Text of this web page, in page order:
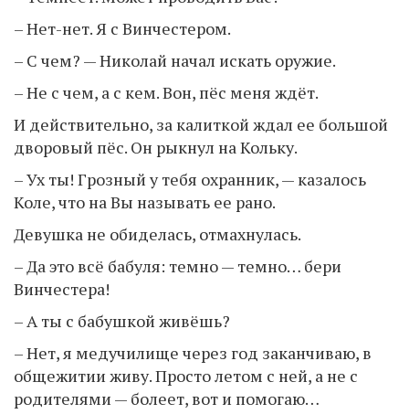
– Нет-нет. Я с Винчестером.
– С чем? — Николай начал искать оружие.
– Не с чем, а с кем. Вон, пёс меня ждёт.
И действительно, за калиткой ждал ее большой
дворовый пёс. Он рыкнул на Кольку.
– Ух ты! Грозный у тебя охранник, — казалось
Коле, что на Вы называть ее рано.
Девушка не обиделась, отмахнулась.
– Да это всё бабуля: темно — темно… бери
Винчестера!
– А ты с бабушкой живёшь?
– Нет, я медучилище через год заканчиваю, в
общежитии живу. Просто летом с ней, а не с
родителями — болеет, вот и помогаю…